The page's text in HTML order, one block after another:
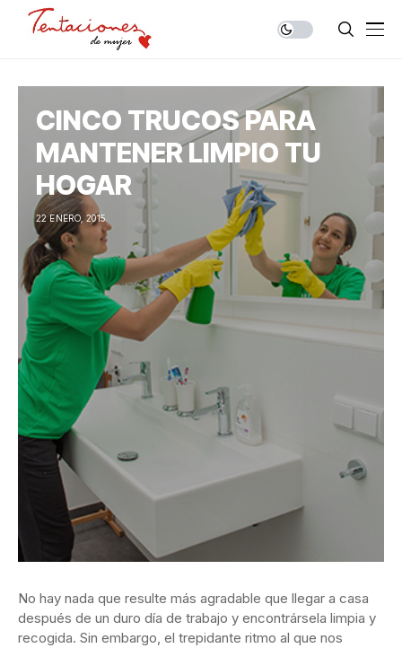
CINCO TRUCOS PARA
MANTENER LIMPIO TU
HOGAR
22 ENERO, 2015
No hay nada que resulte más agradable que llegar a casa
después de un duro día de trabajo y encontrársela limpia y
recogida. Sin embargo, el trepidante ritmo al que nos